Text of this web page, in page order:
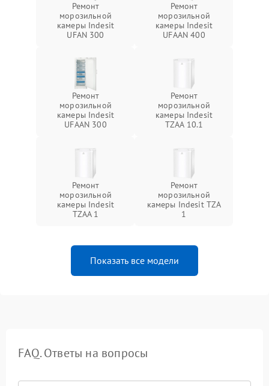
Ремонт
морозильной
камеры Indesit
UFAN 300
Ремонт
морозильной
камеры Indesit
UFAAN 400
Ремонт
морозильной
камеры Indesit
UFAAN 300
Ремонт
морозильной
камеры Indesit
TZAA 10.1
Ремонт
морозильной
камеры Indesit
TZAA 1
Ремонт
морозильной
камеры Indesit TZA
1
Показать все модели
FAQ. Ответы на вопросы